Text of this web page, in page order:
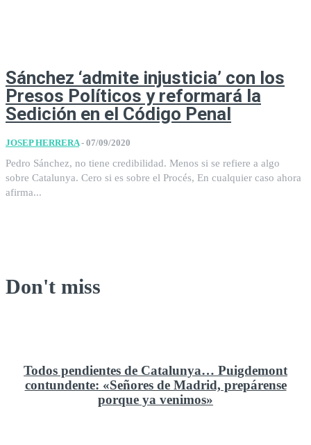
Sánchez ‘admite injusticia’ con los
Presos Políticos y reformará la
Sedición en el Código Penal
JOSEP HERRERA - 07/09/2020
Pedro Sánchez, no tiene credibilidad. Menos si se refiere a algo
sobre Catalunya. Cero si es sobre el Procés, En cualquier caso ahora
afirma...
Don't miss
Todos pendientes de Catalunya… Puigdemont
contundente: «Señores de Madrid, prepárense
porque ya venimos»